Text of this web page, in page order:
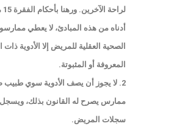
أدناه من هذه المبادئ، لا يعطي ممارسو
الصحية العقلية للمريض إلا الأدوية ذات
المعروفة أو المثبوتة.
2. لا يجوز أن يصف الأدوية سوي طبيب
ممارس يصرح له القانون بذلك، ويسجل
سجلات المريض.